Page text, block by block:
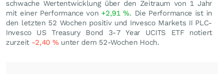
schwache Wertentwicklung über den Zeitraum von 1 Jahr
mit einer Performance von +2,91%. Die Performance ist in
den letzten 52 Wochen positiv und Invesco Markets II PLC-
Invesco US Treasury Bond 3-7 Year UCITS ETF notiert
zurzeit -2,40 %unter dem 52-Wochen Hoch.